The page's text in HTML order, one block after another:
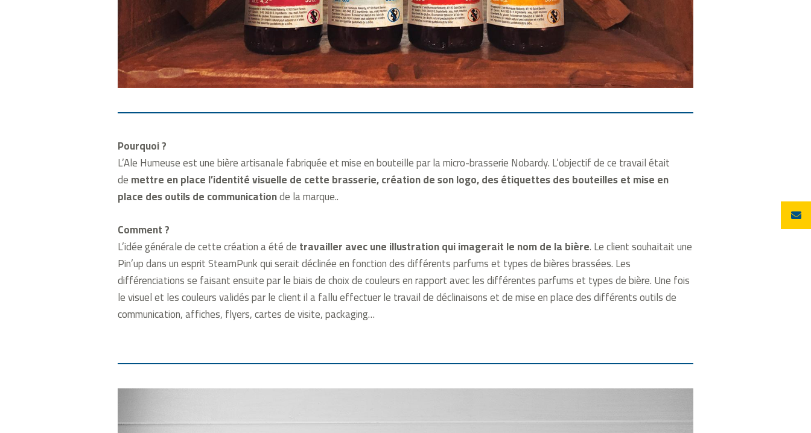
Pourquoi ?
L’Ale Humeuse est une bière artisanale fabriquée et mise en bouteille par la micro-brasserie Nobardy. L’objectif de ce travail était
demettre en place l’identité visuellede cette brasserie,création de son logo, des étiquettes des bouteilles et mise en
place des outils de communicationde la marque..
Comment ?
L’idée générale de cette création a été detravailler avec une illustration qui imagerait le nom de la bière. Le client souhaitait une
Pin’up dans un esprit SteamPunk qui serait déclinée en fonction des différents parfums et types de bières brassées. Les
différenciations se faisant ensuite par le biais de choix de couleurs en rapport avec les différentes parfums et types de bière. Une fois
le visuel et les couleurs validés par le client il a fallu effectuer le travail de déclinaisons et de mise en place des différents outils de
communication, affiches, flyers, cartes de visite, packaging…